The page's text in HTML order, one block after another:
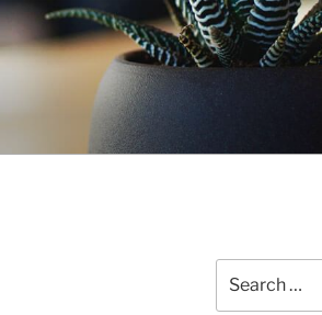
for: